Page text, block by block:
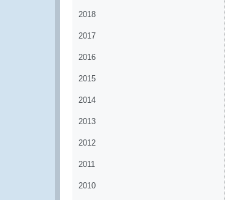
2018
2017
2016
2015
2014
2013
2012
2011
2010